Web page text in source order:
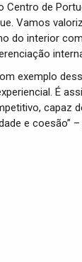
de
Vamos
do interior
exemplo
É
capaz
e coesão”